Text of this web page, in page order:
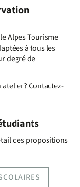
Alpes Tourisme
à tous les
degré de
Contactez-
des propositions